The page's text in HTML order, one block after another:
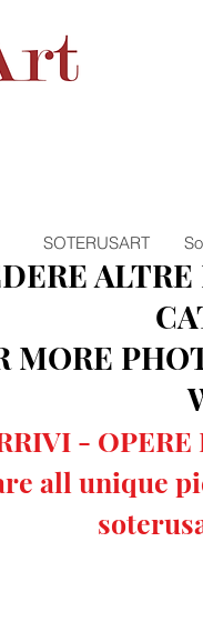
SOTERUSART
MORE
-
all unique